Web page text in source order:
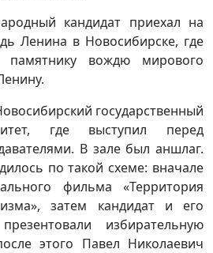
кандидат приехал на
Ленина в Новосибирске, где
вождю мирового
государственный
где выступил перед
В зале был аншлаг.
по такой схеме: вначале
фильма «Территория
затем кандидат и его
избирательную
этого Павел Николаевич